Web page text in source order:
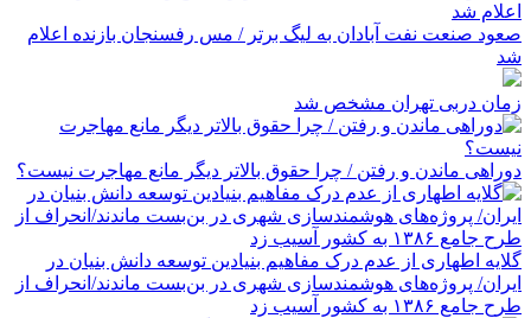
صعود صنعت نفت آبادان به لیگ برتر / مس رفسنجان بازنده اعلام
شد
زمان دربی تهران مشخص شد
دوراهی ماندن و رفتن / چرا حقوق بالاتر دیگر مانع مهاجرت نیست؟
گلایه اطهاری از عدم درک مفاهیم بنیادین توسعه دانش بنیان در
ایران/ پروژه‌های هوشمندسازی شهری در بن‌بست ماندند/انحراف از
طرح جامع ۱۳۸۶ به کشور آسیب زد